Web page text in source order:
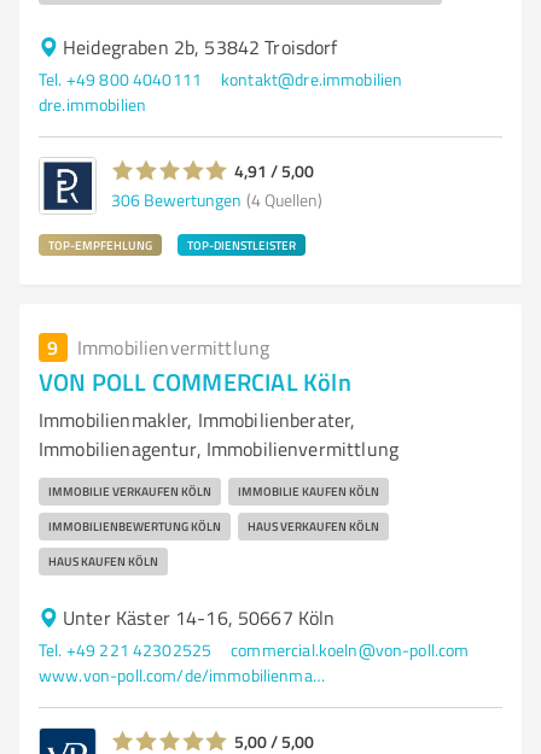
Heidegraben 2b, 53842 Troisdorf
Tel. +49 800 4040111
kontakt@dre.immobilien
dre.immobilien
4,91 / 5,00
306 Bewertungen (4 Quellen)
TOP-EMPFEHLUNG TOP-DIENSTLEISTER
9 Immobilienvermittlung
VON POLL COMMERCIAL Köln
Immobilienmakler, Immobilienberater,
Immobilienagentur, Immobilienvermittlung
IMMOBILIE VERKAUFEN KÖLN IMMOBILIE KAUFEN KÖLN
IMMOBILIENBEWERTUNG KÖLN HAUS VERKAUFEN KÖLN
HAUS KAUFEN KÖLN
Unter Käster 14-16, 50667 Köln
Tel. +49 221 42302525
commercial.koeln@von-poll.com
www.von-poll.com/de/immobilienmakler/koeln-commercial
5,00 / 5,00